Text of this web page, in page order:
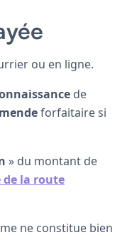
ou en ligne.
de
forfaitaire si
» du montant de
la route
ne constitue bien